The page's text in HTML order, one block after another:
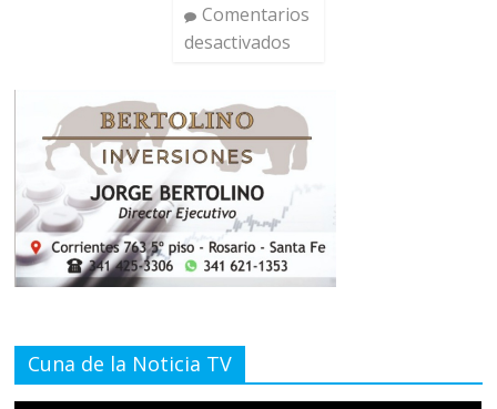
Comentarios
desactivados
Cuna de la Noticia TV